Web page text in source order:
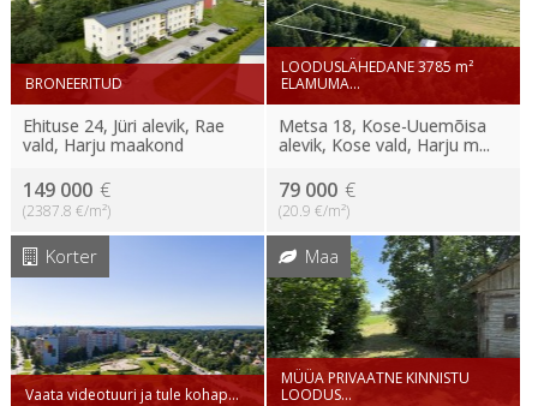
BRONEERITUD
Ehituse 24, Jüri alevik, Rae
vald, Harju maakond
149 000 €
(2387.8 €/m²)
LOODUSLÄHEDANE 3785 m²
ELAMUMA...
Metsa 18, Kose-Uuemõisa
alevik, Kose vald, Harju m...
79 000 €
(20.9 €/m²)
Korter
Vaata videotuuri ja tule kohap...
Maa
MÜÜA PRIVAATNE KINNISTU
LOODUS...